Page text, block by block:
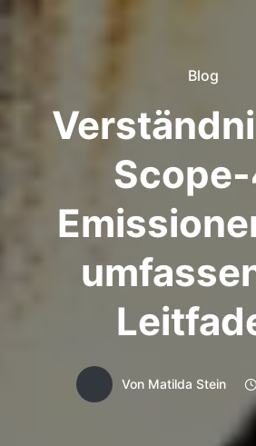
Blog
Von Matilda Stein